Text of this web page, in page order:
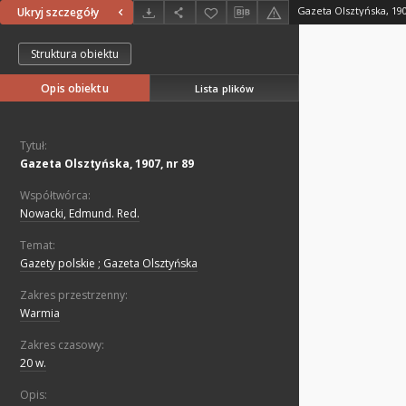
Ukryj szczegóły Gazeta Olsztyńska,
Struktura obiektu
Opis obiektu Lista plików
Tytuł:
Gazeta Olsztyńska, 1907, nr 89
Współtwórca:
Nowacki, Edmund. Red.
Temat:
Gazety polskie ; Gazeta Olsztyńska
Zakres przestrzenny:
Warmia
Zakres czasowy:
20 w.
Opis: